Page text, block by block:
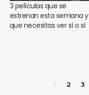
3 películas que se
estrenan esta semana y
que necesitas ver sí o sí
1 2 3